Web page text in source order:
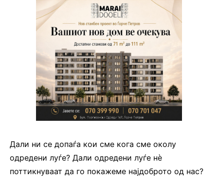
Дали ни се допаѓа кои сме кога сме околу
одредени луѓе? Дали одредени луѓе нè
поттикнуваат да го покажеме најдоброто од нас?